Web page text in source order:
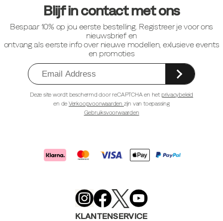
Blijf in contact met ons
Bespaar 10% op jou eerste bestelling. Registreer je voor ons
nieuwsbrief en
ontvang als eerste info over nieuwe modellen, exlusieve events
en promoties
Deze site wordt beschermd door reCAPTCHA en het privacybeleid
en de Verkoopvoorwaarden zijn van toepassing
Gebruiksvoorwaarden
Footwear
on
Merrell
Footwear
on
Merrell
Footwear
on
X
Footwear
on
KLANTENSERVICE